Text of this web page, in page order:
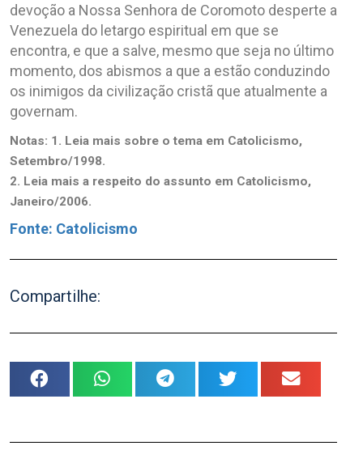
devoção a Nossa Senhora de Coromoto desperte a
Venezuela do letargo espiritual em que se
encontra, e que a salve, mesmo que seja no último
momento, dos abismos a que a estão conduzindo
os inimigos da civilização cristã que atualmente a
governam.
Notas: 1. Leia mais sobre o tema em Catolicismo,
Setembro/1998.
2. Leia mais a respeito do assunto em Catolicismo,
Janeiro/2006.
Fonte: Catolicismo
Compartilhe: